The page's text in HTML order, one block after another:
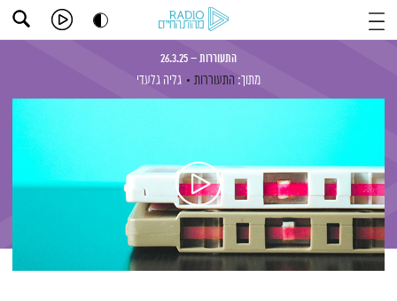
התעוררות – 26.3.25
מתוך: התעוררות גליה גלעדי